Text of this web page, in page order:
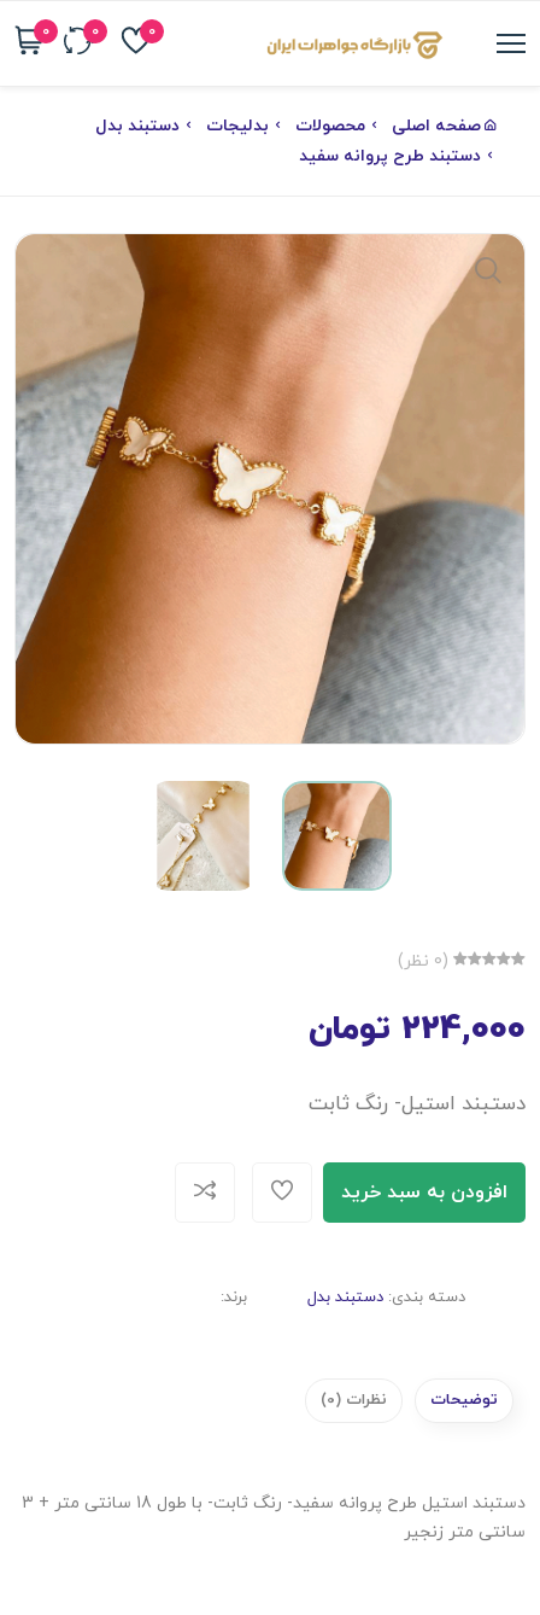
0
0
0
صفحه اصلی محصولات بدلیجات
دستبند بدل
دستبند طرح پروانه سفید
(0 نظر)
224,000 تومان
دستبند استیل- رنگ ثابت
افزودن به سبد خرید
دسته بندی: دستبند بدل برند:
توضیحات نظرات (0)
دستبند استیل طرح پروانه سفید- رنگ ثابت- با طول 18 سانتی متر + 3
سانتی متر زنجیر